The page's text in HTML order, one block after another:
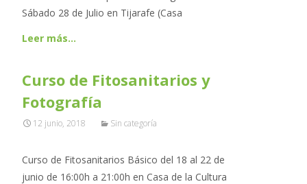
Sábado 28 de Julio en Tijarafe (Casa
Leer más…
Curso de Fitosanitarios y
Fotografía
12 junio, 2018 Sin categoría
Curso de Fitosanitarios Básico del 18 al 22 de
junio de 16:00h a 21:00h en Casa de la Cultura